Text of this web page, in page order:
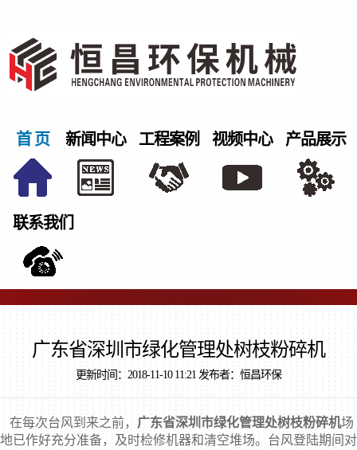
首 页 新闻中心 工程案例 视频中心 产品展示
联系我们
广东省深圳市绿化管理处树枝粉碎机
更新时间：2018-11-10 11:21 发布者：恒昌环保
在每次台风到来之前， 广东省深圳市绿化管理处树枝粉碎机场
地已作好充分准备，及时检修机器和清空堆场。台风登陆期间对